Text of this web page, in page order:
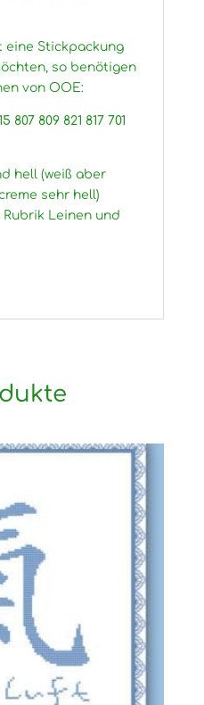
eine Stickpackung
so benötigen
von OOE:
807 809 821 817 701
hell (weiß aber
sehr hell)
Leinen und